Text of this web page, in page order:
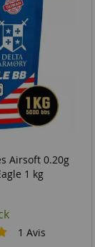
Airsoft 0.20g
1 kg
1 Avis